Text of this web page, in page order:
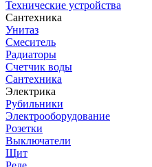
Технические устройства
Сантехника
Унитаз
Смеситель
Радиаторы
Счетчик воды
Сантехника
Электрика
Рубильники
Электрооборудование
Розетки
Выключатели
Щит